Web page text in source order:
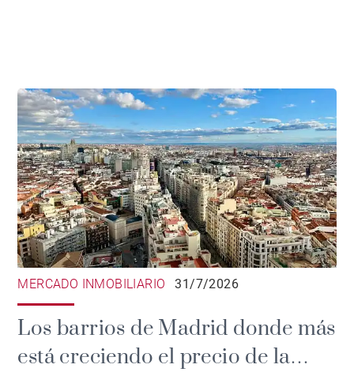
MERCADO INMOBILIARIO 31/7/2026
Los barrios de Madrid donde más
está creciendo el precio de la